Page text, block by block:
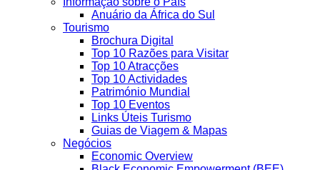
Anuário da África do Sul
Tourismo
Brochura Digital
Top 10 Razões para Visitar
Top 10 Atracções
Top 10 Actividades
Património Mundial
Top 10 Eventos
Links Úteis Turismo
Guias de Viagem & Mapas
Negócios
Economic Overview